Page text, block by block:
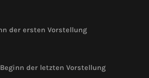
der ersten Vorstellung
der letzten Vorstellung